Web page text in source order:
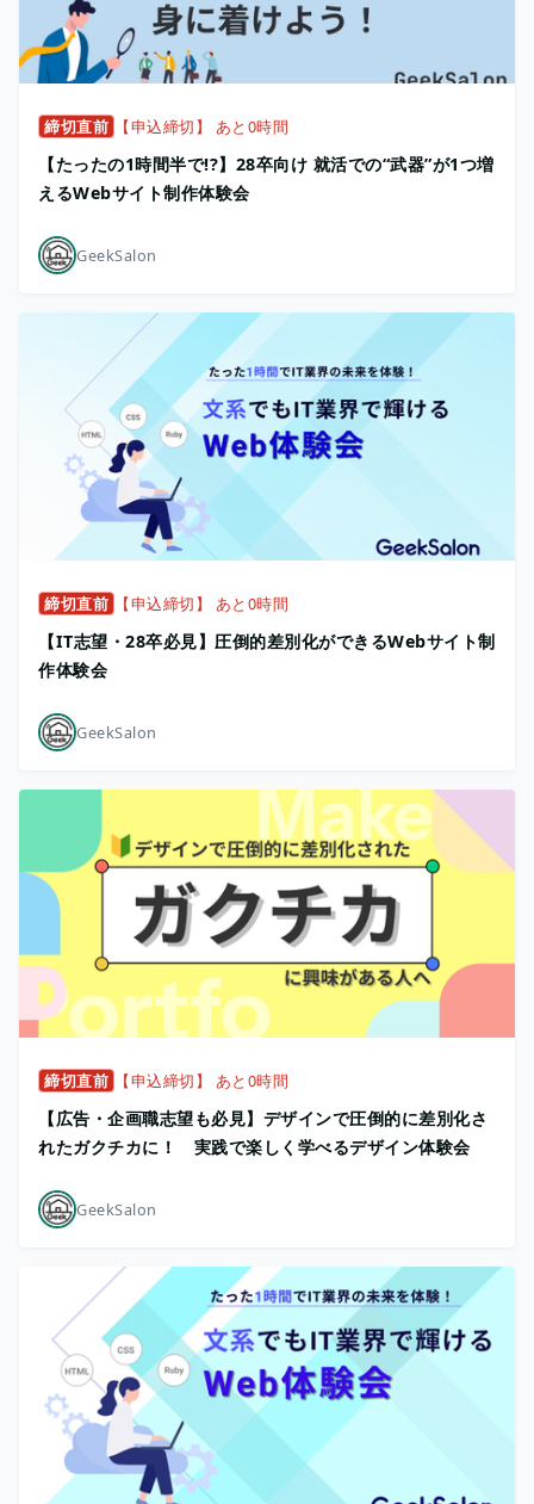
締切直前 【申込締切】 あと0時間
【たったの1時間半で!?】28卒向け 就活での“武器”が1つ増
えるWebサイト制作体験会
GeekSalon
締切直前 【申込締切】 あと0時間
【IT志望・28卒必見】圧倒的差別化ができるWebサイト制
作体験会
GeekSalon
締切直前 【申込締切】 あと0時間
【広告・企画職志望も必見】デザインで圧倒的に差別化さ
れたガクチカに！ 実践で楽しく学べるデザイン体験会
GeekSalon